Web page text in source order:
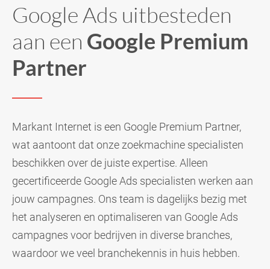
Google Ads uitbesteden
aan een Google Premium
Partner
Markant Internet is een Google Premium Partner,
wat aantoont dat onze zoekmachine specialisten
beschikken over de juiste expertise. Alleen
gecertificeerde Google Ads specialisten werken aan
jouw campagnes. Ons team is dagelijks bezig met
het analyseren en optimaliseren van Google Ads
campagnes voor bedrijven in diverse branches,
waardoor we veel branchekennis in huis hebben.